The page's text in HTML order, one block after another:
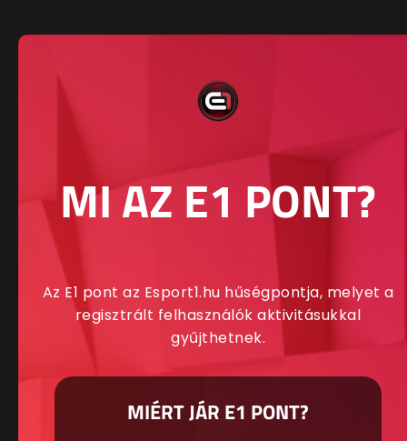
MI AZ E1 PONT?
Az E1 pont az Esport1.hu hűségpontja, melyet a
regisztrált felhasználók aktivitásukkal
gyűjthetnek.
MIÉRT JÁR E1 PONT?